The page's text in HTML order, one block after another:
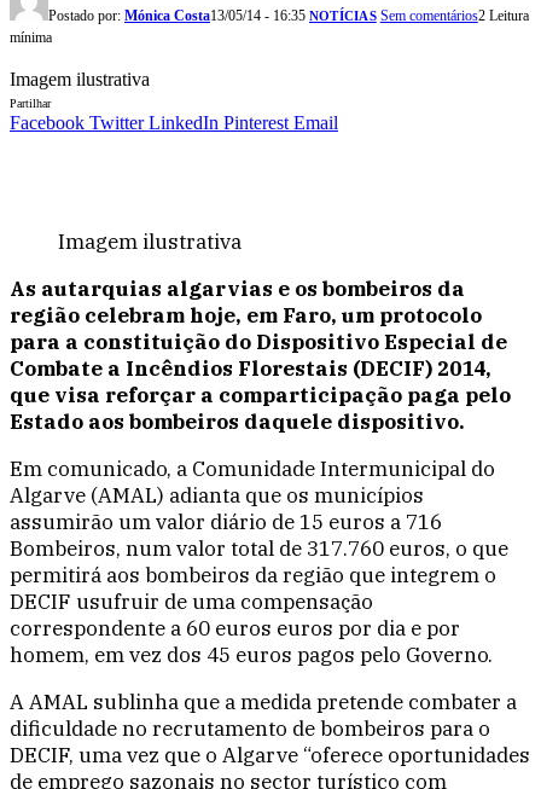
Postado por: Mónica Costa13/05/14 - 16:35 NOTÍCIAS Sem comentários2 Leitura
mínima
Imagem ilustrativa
Partilhar
Facebook Twitter LinkedIn Pinterest Email
Imagem ilustrativa
As autarquias algarvias e os bombeiros da
região celebram hoje, em Faro, um protocolo
para a constituição do Dispositivo Especial de
Combate a Incêndios Florestais (DECIF) 2014,
que visa reforçar a comparticipação paga pelo
Estado aos bombeiros daquele dispositivo.
Em comunicado, a Comunidade Intermunicipal do
Algarve (AMAL) adianta que os municípios
assumirão um valor diário de 15 euros a 716
Bombeiros, num valor total de 317.760 euros, o que
permitirá aos bombeiros da região que integrem o
DECIF usufruir de uma compensação
correspondente a 60 euros euros por dia e por
homem, em vez dos 45 euros pagos pelo Governo.
A AMAL sublinha que a medida pretende combater a
dificuldade no recrutamento de bombeiros para o
DECIF, uma vez que o Algarve “oferece oportunidades
de emprego sazonais no sector turístico com